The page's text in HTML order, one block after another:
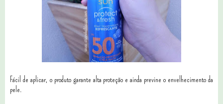
Fácil de aplicar, o produto garante alta proteção e ainda previne o envelhecimento da
pele.